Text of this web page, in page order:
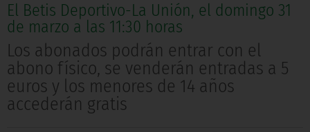
El Betis Deportivo-La Unión, el domingo 31
de marzo a las 11:30 horas
Los abonados podrán entrar con el
abono físico, se venderán entradas a 5
euros y los menores de 14 años
accederán gratis